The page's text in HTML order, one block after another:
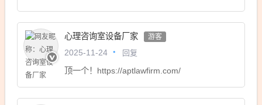
心理咨询室设备厂家 游客
2025-11-24 回复
顶一个！https://aptlawfirm.com/